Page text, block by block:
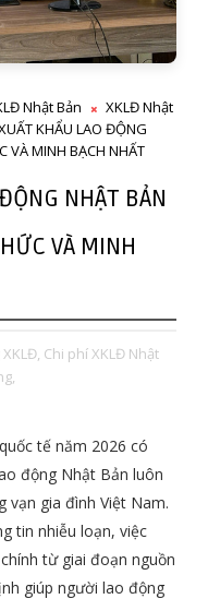
Nhật Bản
XKLĐ Nhật
KHẨU LAO ĐỘNG
VÀ MINH BẠCH NHẤT
NHẬT BẢN
VÀ MINH
Chi phí XKLĐ Nhật
tế năm 2026 có
động Nhật Bản luôn
vạn gia đình Việt Nam.
tin nhiễu loạn, việc
từ giai đoạn nguồn
giúp người lao động